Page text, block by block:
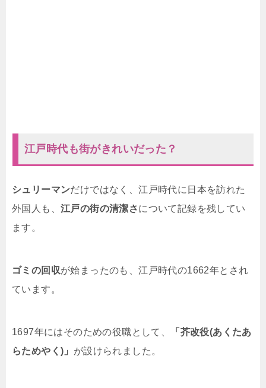
江戸時代も街がきれいだった？
シュリーマンだけではなく、江戸時代に日本を訪れた
外国人も、 江戸の街の清潔さについて記録を残してい
ます。
ゴミの回収が始まったのも、江戸時代の1662年とされ
ています。
1697年にはそのための役職として、
「芥改役(あくたあ
らためやく)」 が設けられました。